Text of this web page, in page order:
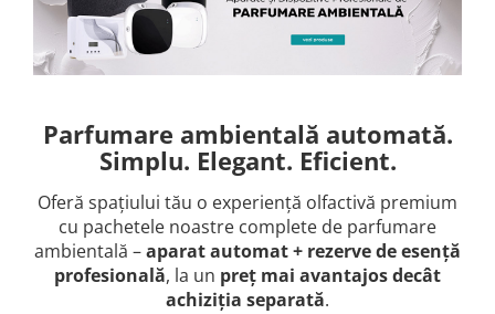
Parfumare ambientală automată.
Simplu. Elegant. Eficient.
Oferă spațiului tău o experiență olfactivă premium
cu pachetele noastre complete de parfumare
ambientală –aparat automat + rezerve de esență
profesională, la un preț mai avantajos decât
achiziția separată.